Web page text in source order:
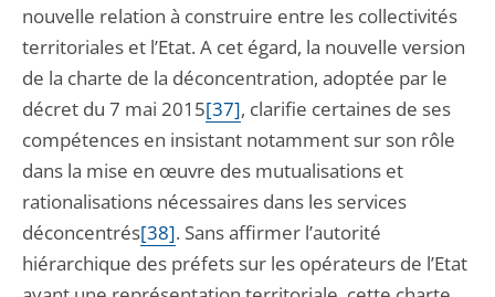
nouvelle relation à construire entre les collectivités
territoriales et l’Etat. A cet égard, la nouvelle version
de la charte de la déconcentration, adoptée par le
décret du 7 mai 2015[37], clarifie certaines de ses
compétences en insistant notamment sur son rôle
dans la mise en œuvre des mutualisations et
rationalisations nécessaires dans les services
déconcentrés[38]. Sans affirmer l’autorité
hiérarchique des préfets sur les opérateurs de l’Etat